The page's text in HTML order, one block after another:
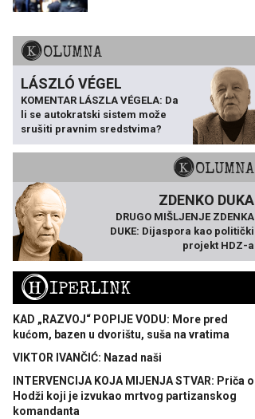
KOLUMNA
LÁSZLÓ VÉGEL
KOMENTAR LÁSZLA VÉGELA: Da
li se autokratski sistem može
srušiti pravnim sredstvima?
KOLUMNA
ZDENKO DUKA
DRUGO MIŠLJENJE ZDENKA
DUKE: Dijaspora kao politički
projekt HDZ-a
HIPERLINK
KAD „RAZVOJ“ POPIJE VODU: More pred
kućom, bazen u dvorištu, suša na vratima
VIKTOR IVANČIĆ: Nazad naši
INTERVENCIJA KOJA MIJENJA STVAR: Priča o
Hodži koji je izvukao mrtvog partizanskog
komandanta